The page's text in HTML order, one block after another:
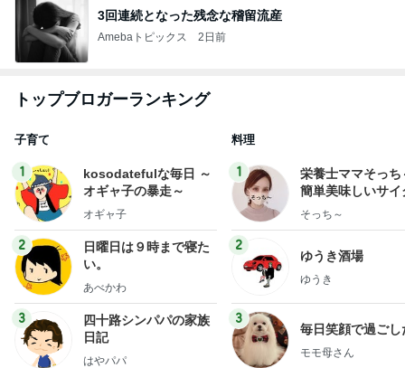
3回連続となった残念な稽留流産
Amebaトピックス 2日前
トップブロガーランキング
子育て
1
kosodatefulな毎日 ～
オギャ子の暴走～
オギャ子
2
日曜日は９時まで寝た
い。
あべかわ
3
四十路シンパパの家族
日記
はやパパ
料理
1
栄養士ママそっち
簡単美味しいサイ
献立
そっち～
2
ゆうき酒場
ゆうき
3
毎日笑顔で過ごし
モモ母さん